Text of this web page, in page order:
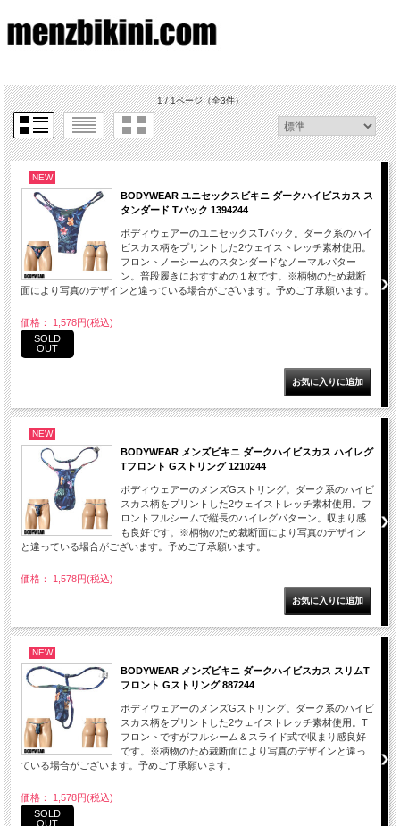
1 / 1ページ（全3件）
NEW
BODYWEAR ユニセックスビキニ ダークハイビスカス ス
タンダード Tバック 1394244
ボディウェアーのユニセックスTバック。ダーク系のハイ
ビスカス柄をプリントした2ウェイストレッチ素材使用。
フロントノーシームのスタンダードなノーマルパター
ン。普段履きにおすすめの１枚です。※柄物のため裁断
面により写真のデザインと違っている場合がございます。予めご了承願います。
価格： 1,578円(税込)
SOLD
OUT
NEW
BODYWEAR メンズビキニ ダークハイビスカス ハイレグ
Tフロント Gストリング 1210244
ボディウェアーのメンズGストリング。ダーク系のハイビ
スカス柄をプリントした2ウェイストレッチ素材使用。フ
ロントフルシームで縦長のハイレグパターン。収まり感
も良好です。※柄物のため裁断面により写真のデザイン
と違っている場合がございます。予めご了承願います。
価格： 1,578円(税込)
NEW
BODYWEAR メンズビキニ ダークハイビスカス スリムT
フロント Gストリング 887244
ボディウェアーのメンズGストリング。ダーク系のハイビ
スカス柄をプリントした2ウェイストレッチ素材使用。T
フロントですがフルシーム＆スライド式で収まり感良好
です。※柄物のため裁断面により写真のデザインと違っ
ている場合がございます。予めご了承願います。
価格： 1,578円(税込)
SOLD
OUT